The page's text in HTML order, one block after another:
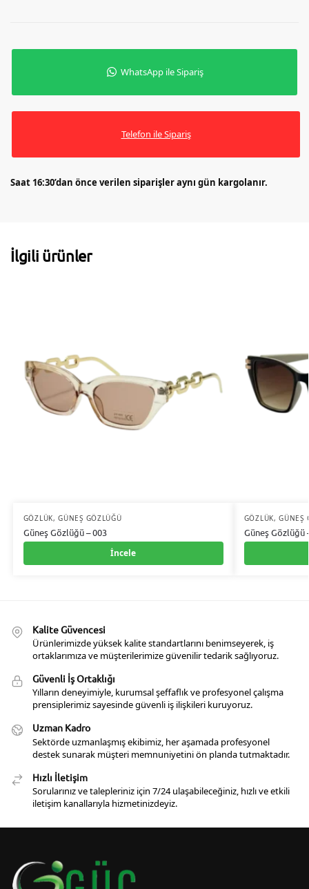
WhatsApp ile Sipariş
Telefon ile Sipariş
Saat 16:30’dan önce verilen siparişler aynı gün kargolanır.
İlgili ürünler
GÖZLÜK,GÜNEŞ GÖZLÜĞÜ
Güneş Gözlüğü – 003
İncele
GÖZLÜK,GÜNEŞ
Güneş Gözlüğü
Kalite Güvencesi
Ürünlerimizde yüksek kalite standartlarını benimseyerek, iş
ortaklarımıza ve müşterilerimize güvenilir tedarik sağlıyoruz.
Güvenli İş Ortaklığı
Yılların deneyimiyle, kurumsal şeffaflık ve profesyonel çalışma
prensiplerimiz sayesinde güvenli iş ilişkileri kuruyoruz.
Uzman Kadro
Sektörde uzmanlaşmış ekibimiz, her aşamada profesyonel
destek sunarak müşteri memnuniyetini ön planda tutmaktadır.
Hızlı İletişim
Sorularınız ve talepleriniz için 7/24 ulaşabileceğiniz, hızlı ve etkili
iletişim kanallarıyla hizmetinizdeyiz.